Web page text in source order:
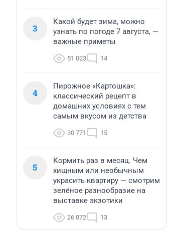
3
Какой будет зима, можно
узнать по погоде 7 августа, —
важные приметы
51 023 14
4
Пирожное «Картошка»:
классический рецепт в
домашних условиях с тем
самым вкусом из детства
30 771 15
5
Кормить раз в месяц. Чем
хищным или необычным
украсить квартиру — смотрим
зелёное разнообразие на
выставке экзотики
26 872 13